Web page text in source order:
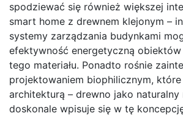
spodziewać się również większej
smart home z drewnem klejonym –
systemy zarządzania budynkami
efektywność energetyczną
tego materiału. Ponadto rośnie
projektowaniem biophilicznym, które
architekturą – drewno jako naturalny
doskonale wpisuje się w tę